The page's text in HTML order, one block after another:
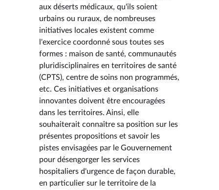
aux déserts médicaux, qu'ils soient
urbains ou ruraux, de nombreuses
initiatives locales existent comme
l'exercice coordonné sous toutes ses
formes : maison de santé, communautés
pluridisciplinaires en territoires de santé
(CPTS), centre de soins non programmés,
etc. Ces initiatives et organisations
innovantes doivent être encouragées
dans les territoires. Ainsi, elle
souhaiterait connaître sa position sur les
présentes propositions et savoir les
pistes envisagées par le Gouvernement
pour désengorger les services
hospitaliers d'urgence de façon durable,
en particulier sur le territoire de la